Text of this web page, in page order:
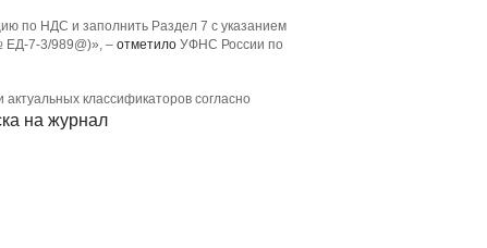
на журнал
по НДС и заполнить Раздел 7 с указанием
ЕД-7-3/989@)», – отметило УФНС России по
классификаторов согласно